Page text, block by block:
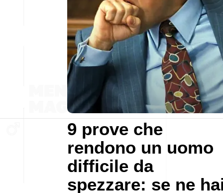
9 prove che
rendono un uomo
difficile da
spezzare: se ne